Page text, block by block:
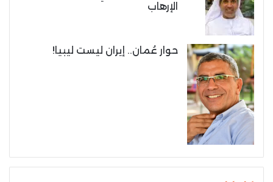
الإرهاب
حوار عُمان.. إيران ليست ليبيا!